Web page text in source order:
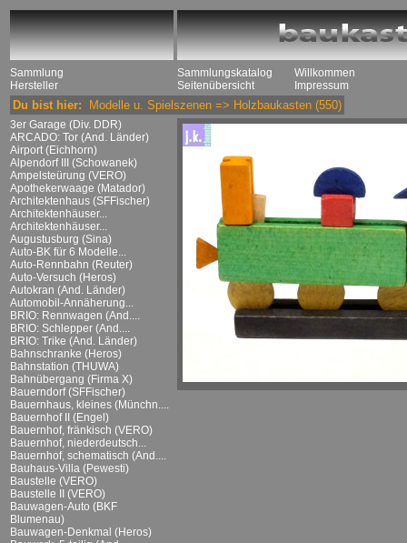
Sammlung
Hersteller
Sammlungskatalog
Seitenübersicht
Willkommen
Impressum
Du bist hier: Modelle u. Spielszenen => Holzbaukasten (550)
3er Garage (Div. DDR)
ARCADO: Tor (And. Länder)
Airport (Eichhorn)
Alpendorf III (Schowanek)
Ampelsteürung (VERO)
Apothekerwaage (Matador)
Architektenhaus (SFFischer)
Architektenhäuser...
Architektenhäuser...
Augustusburg (Sina)
Auto-BK für 6 Modelle...
Auto-Rennbahn (Reuter)
Auto-Versuch (Heros)
Autokran (And. Länder)
Automobil-Annäherung...
BRIO: Rennwagen (And....
BRIO: Schlepper (And....
BRIO: Trike (And. Länder)
Bahnschranke (Heros)
Bahnstation (THUWA)
Bahnübergang (Firma X)
Bauerndorf (SFFischer)
Bauernhaus, kleines (Münchn....
Bauernhof II (Engel)
Bauernhof, fränkisch (VERO)
Bauernhof, niederdeutsch...
Bauernhof, schematisch (And....
Bauhaus-Villa (Pewesti)
Baustelle (VERO)
Baustelle II (VERO)
Bauwagen-Auto (BKF
Blumenau)
Bauwagen-Denkmal (Heros)